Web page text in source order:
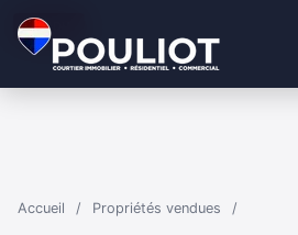
Accueil / Propriétés vendues /
VENDU